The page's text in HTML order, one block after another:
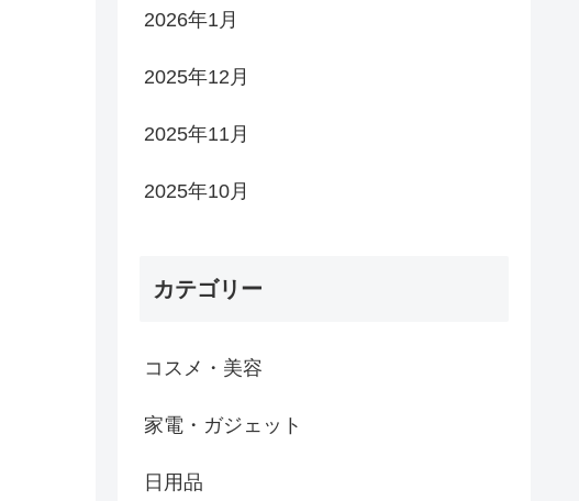
2026年1月
2025年12月
2025年11月
2025年10月
カテゴリー
コスメ・美容
家電・ガジェット
日用品